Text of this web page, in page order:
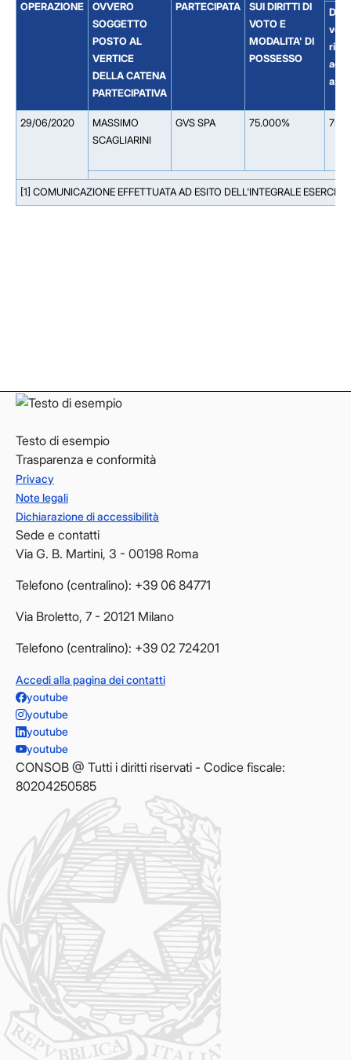
OPERAZIONE
OVVERO
SOGGETTO
POSTO AL
VERTICE
DELLA CATENA
PARTECIPATIVA
PARTECIPATA
SUI DIRITTI DI
VOTO E
MODALITA' DI
POSSESSO
voto
ad
29/06/2020
MASSIMO
SCAGLIARINI
GVS SPA 75.000%
[1] COMUNICAZIONE EFFETTUATA AD ESITO DELL'INTEGRALE
Testo di esempio
Trasparenza e conformità
Privacy
Note legali
Dichiarazione di accessibilità
Sede e contatti
Via G. B. Martini, 3 - 00198 Roma
Telefono (centralino): +39 06 84771
Via Broletto, 7 - 20121 Milano
Telefono (centralino): +39 02 724201
Accedi alla pagina dei contatti
youtube
youtube
youtube
youtube
CONSOB @ Tutti i diritti riservati - Codice fiscale:
80204250585